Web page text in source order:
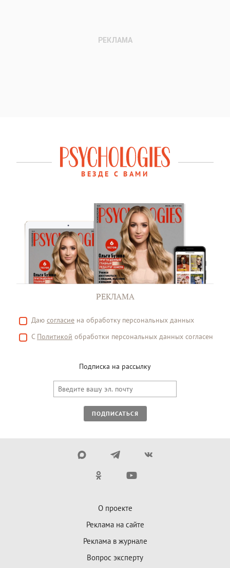
ВЕЗДЕ С ВАМИ
РЕКЛАМА
Даю согласие на обработку персональных данных
С Политикой обработки персональных данных согласен
Подписка на рассылку
ПОДПИСАТЬСЯ
О проекте
Реклама на сайте
Реклама в журнале
Вопрос эксперту